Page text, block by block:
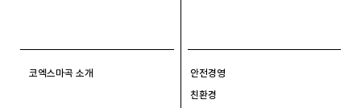
코엑스마곡 소개
안전경영
친환경